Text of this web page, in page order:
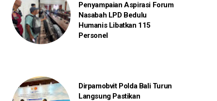
Penyampaian Aspirasi Forum
Nasabah LPD Bedulu
Humanis Libatkan 115
Personel
Dirpamobvit Polda Bali Turun
Langsung Pastikan